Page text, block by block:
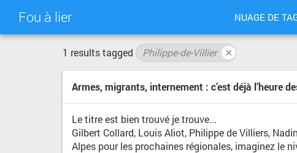
Fou à lier NUAGE DE
1 results tagged Philippe-de-Villier ✕
Armes, migrants, internement : c’est déjà l’heure
Le titre est bien trouvé je trouve...
Gilbert Collard, Louis Aliot, Philippe de Villiers,
Alpes pour les prochaines régionales, imaginez le